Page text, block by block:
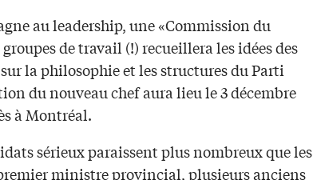
au leadership, une «Commission du
de travail (!) recueillera les idées des
la philosophie et les structures du Parti
du nouveau chef aura lieu le 3 décembre
à Montréal.
sérieux paraissent plus nombreux que les
ministre provincial, plusieurs anciens